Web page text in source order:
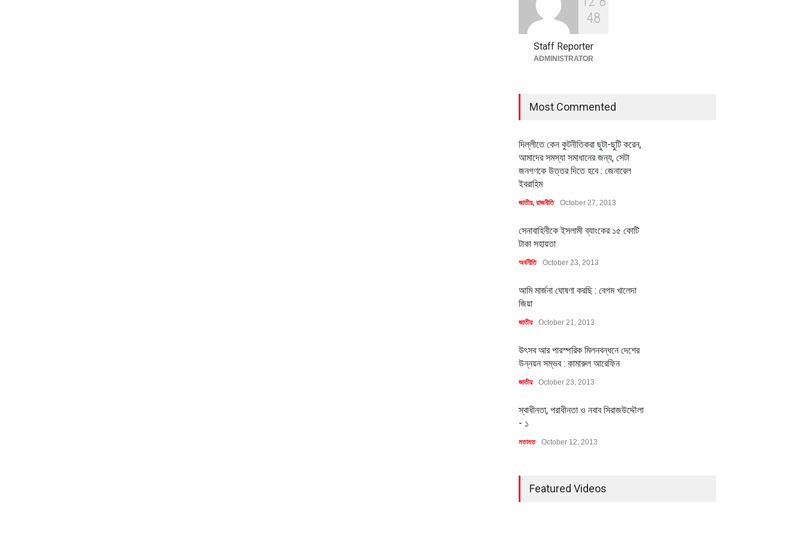
পোশাক শিল্পে নতুন উদ্যোগ
48
Staff Reporter
ADMINISTRATOR
Most Commented
দিল্লীতে কেন কুটনীতিকরা ছুটা-ছুটি করেন,
আমাদের সমস্যা সমাধানের জন্য, সেটা
জনগণকে উত্তর দিতে হবে : জেনারেল
ইবরাহিম
জাতীয়, রাজনীতি October 27, 2013
সেনাবাহিনীকে ইসলামী ব্যাংকের ১৫ কোটি
টাকা সহায়তা
অর্থনীতি October 23, 2013
আমি মার্জনা ঘোষণা করছি : বেগম খালেদা
জিয়া
জাতীয় October 21, 2013
উৎসব আর পারস্পরিক মিলনবন্ধনে দেশের
উন্নয়ন সম্ভব : কামারুল আরেফিন
জাতীয় October 23, 2013
স্বাধীনতা, পরাধীনতা ও নবাব সিরাজউদ্দৌলা
- ১
মতামত October 12, 2013
Featured Videos